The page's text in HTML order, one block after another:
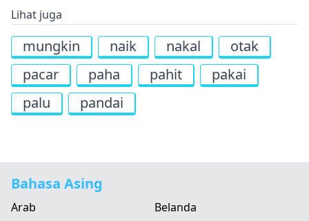
Lihat juga
mungkin naik nakal
otak
pacar
paha pahit
pakai
palu
pandai
Bahasa Asing
Arab
Belanda